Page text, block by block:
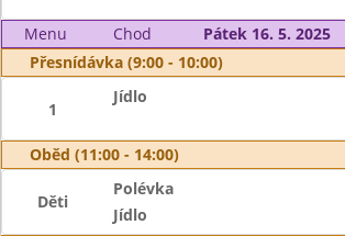
Menu Chod
Pátek 16. 5. 2025
Přesnídávka (9:00 - 10:00)
1
Jídlo
Oběd (11:00 - 14:00)
Děti
Polévka
Jídlo